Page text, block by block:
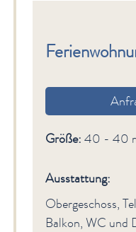
Größe: 40 - 40
Ausstattung:
Obergeschoss,
Balkon, WC und